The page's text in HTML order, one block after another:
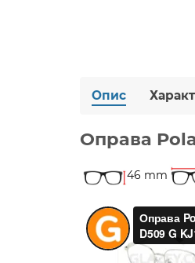
Опис
Оправа
46 mm